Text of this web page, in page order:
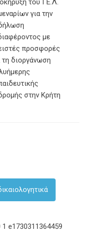
του ΓΕ.Λ.
για την
με
προσφορές
τη διοργάνωση
στην Κρήτη